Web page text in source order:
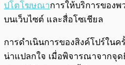
ปโตโฆษณาการให้บริการของ
บนเว็บไซต์ และสื่อโซเชียล
การดำเนินการของสิงค์โปร์ในค
น่าแปลกใจ เมื่อพิจารณาจากจุ